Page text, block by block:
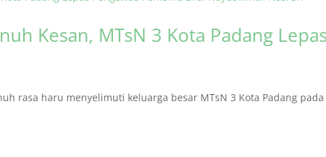
Kesan, MTsN 3 Kota Padang
rasa haru menyelimuti keluarga besar MTsN 3 Kota Padang pada